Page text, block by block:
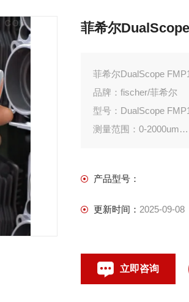
菲希尔
菲希尔DualScope
品牌：fischer/菲希尔
型号：DualScope
测量范围：0-2000um
产品型号：
更新时间： 2025-09-08
立即咨询